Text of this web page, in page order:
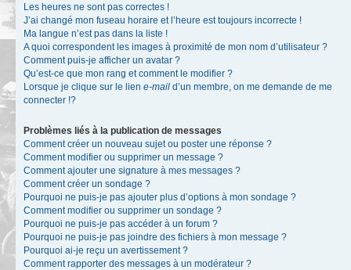
Les heures ne sont pas correctes !
J’ai changé mon fuseau horaire et l’heure est toujours incorrecte !
Ma langue n’est pas dans la liste !
A quoi correspondent les images à proximité de mon nom d’utilisateur ?
Comment puis-je afficher un avatar ?
Qu’est-ce que mon rang et comment le modifier ?
Lorsque je clique sur le lien e-mail d’un membre, on me demande de me
connecter !?
Problèmes liés à la publication de messages
Comment créer un nouveau sujet ou poster une réponse ?
Comment modifier ou supprimer un message ?
Comment ajouter une signature à mes messages ?
Comment créer un sondage ?
Pourquoi ne puis-je pas ajouter plus d’options à mon sondage ?
Comment modifier ou supprimer un sondage ?
Pourquoi ne puis-je pas accéder à un forum ?
Pourquoi ne puis-je pas joindre des fichiers à mon message ?
Pourquoi ai-je reçu un avertissement ?
Comment rapporter des messages à un modérateur ?